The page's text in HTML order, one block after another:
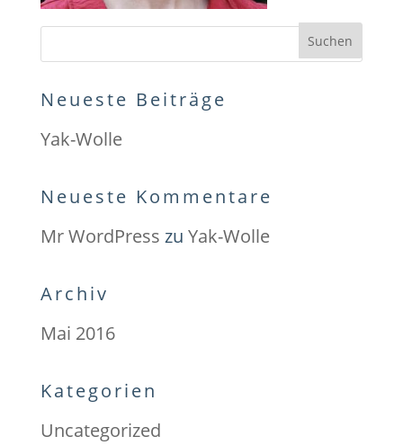
Neueste Beiträge
Yak-Wolle
Neueste Kommentare
Mr WordPress zu Yak-Wolle
Archiv
Mai 2016
Kategorien
Uncategorized